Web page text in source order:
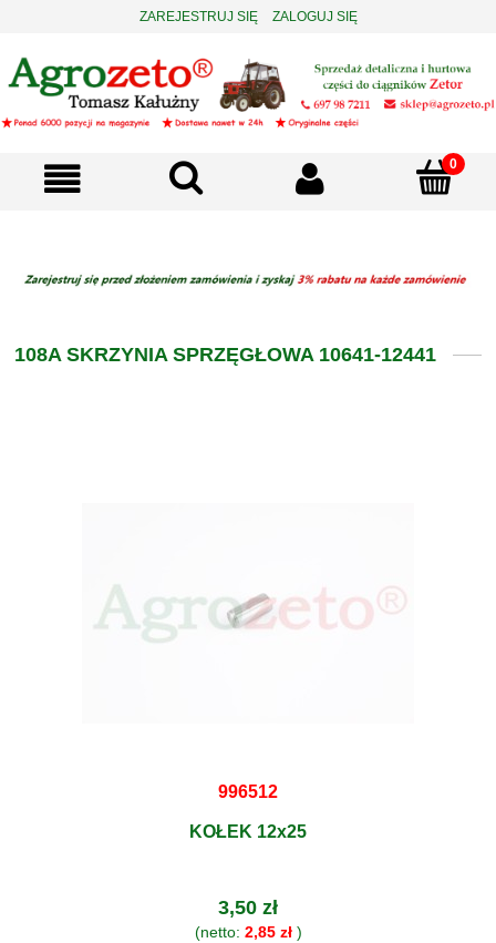
ZAREJESTRUJ SIĘ ZALOGUJ SIĘ
108A SKRZYNIA SPRZĘGŁOWA 10641-12441
996512
KOŁEK 12x25
3,50 zł
(netto: 2,85 zł)